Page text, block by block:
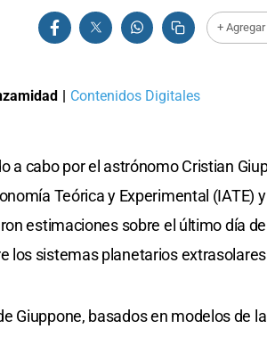
+
| Contenidos Digitales
a cabo por el astrónomo Cristian
Teórica y Experimental (IATE)
estimaciones sobre el último día
los sistemas planetarios
Giuppone, basados en modelos de